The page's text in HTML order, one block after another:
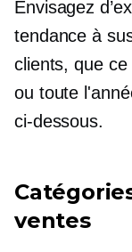
Envisagez
tendance à
clients, que
ou toute
ci-dessous.
ventes